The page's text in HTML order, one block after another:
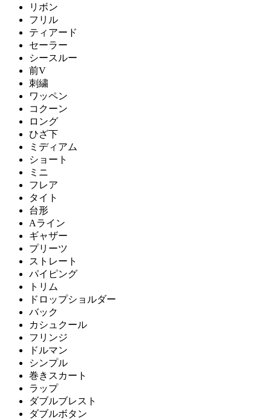
リボン
フリル
ティアード
セーラー
シースルー
前V
刺繍
ワッペン
コクーン
ロング
ひざ下
ミディアム
ショート
ミニ
フレア
タイト
台形
Aライン
ギャザー
プリーツ
ストレート
パイピング
トリム
ドロップショルダー
バック
カシュクール
フリンジ
ドルマン
シンプル
巻きスカート
ラップ
ダブルブレスト
ダブルボタン